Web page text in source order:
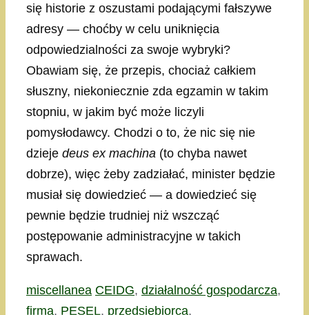
się historie z oszustami podającymi fałszywe
adresy — choćby w celu uniknięcia
odpowiedzialności za swoje wybryki?
Obawiam się, że przepis, chociaż całkiem
słuszny, niekoniecznie zda egzamin w takim
stopniu, w jakim być może liczyli
pomysłodawcy. Chodzi o to, że nic się nie
dzieje deus ex machina (to chyba nawet
dobrze), więc żeby zadziałać, minister będzie
musiał się dowiedzieć — a dowiedzieć się
pewnie będzie trudniej niż wszcząć
postępowanie administracyjne w takich
sprawach.
Kategorie
miscellanea Tagi
CEIDG, działalność gospodarcza,
firma, PESEL, przedsiębiorca,